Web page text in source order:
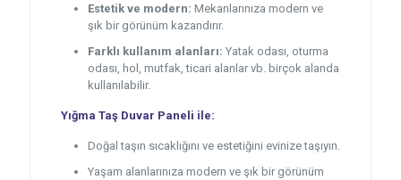
Estetik ve modern: Mekanlarınıza modern ve
şık bir görünüm kazandırır.
Farklı kullanım alanları: Yatak odası, oturma
odası, hol, mutfak, ticari alanlar vb. birçok alanda
kullanılabilir.
Yığma Taş Duvar Paneli ile:
Doğal taşın sıcaklığını ve estetiğini evinize taşıyın.
Yaşam alanlarınıza modern ve şık bir görünüm